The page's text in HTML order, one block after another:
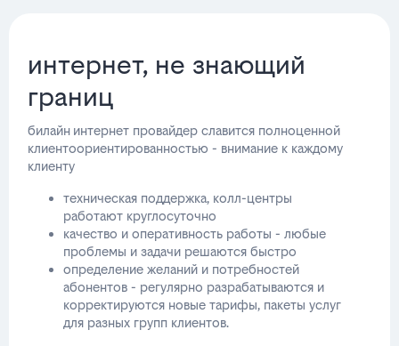
интернет, не знающий
границ
билайн интернет провайдер славится полноценной
клиентоориентированностью - внимание к каждому
клиенту
техническая поддержка, колл-центры
работают круглосуточно
качество и оперативность работы - любые
проблемы и задачи решаются быстро
определение желаний и потребностей
абонентов - регулярно разрабатываются и
корректируются новые тарифы, пакеты услуг
для разных групп клиентов.